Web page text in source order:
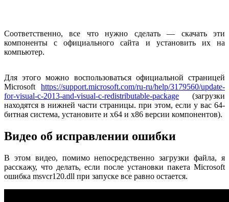
Соответственно, все что нужно сделать — скачать эти
компоненты с официального сайта и установить их на
компьютер.
Для этого можно воспользоваться официальной страницей
Microsoft https://support.microsoft.com/ru-ru/help/3179560/update-
for-visual-c-2013-and-visual-c-redistributable-package (загрузки
находятся в нижней части страницы. при этом, если у вас 64-
битная система, установите и x64 и x86 версии компонентов).
Видео об исправлении ошибки
В этом видео, помимо непосредственно загрузки файла, я
расскажу, что делать, если после установки пакета Microsoft
ошибка msvcr120.dll при запуске все равно остается.